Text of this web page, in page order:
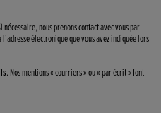
nécessaire, nous prenons contact avec vous par
électronique que vous avez indiquée lors
. Nos mentions « courriers » ou « par écrit » font